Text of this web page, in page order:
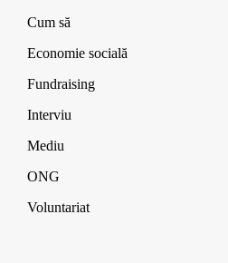
Cum să
Economie socială
Fundraising
Interviu
Mediu
ONG
Voluntariat